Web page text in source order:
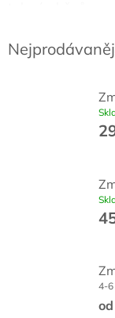
těch
4-6
od